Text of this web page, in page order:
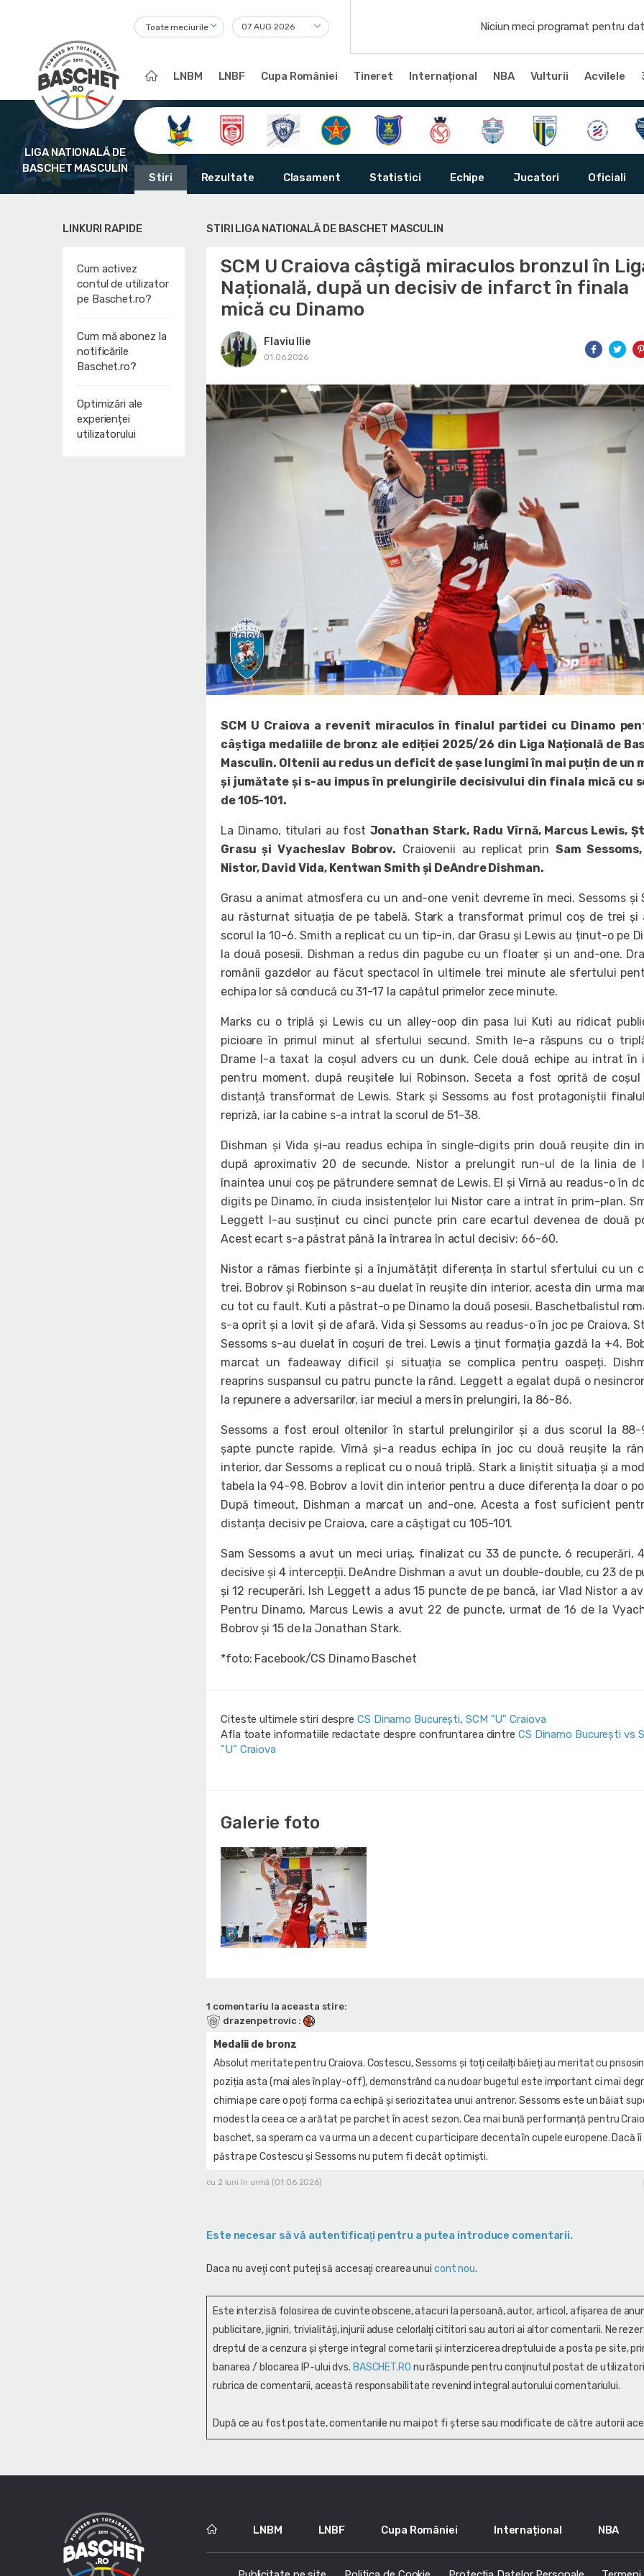
Toate meciurile Niciun meci programat pentru
LNBM LNBF Cupa României Tineret Internațional NBA Vulturii Acvilele
LIGA NATIONALĂ DE
BASCHET MASCULIN
Stiri Rezultate Clasament Statistici Echipe Jucatori Oficiali
LINKURI RAPIDE
Cum activez
contul de utilizator
pe Baschet.ro?
Cum mă abonez la
notificările
Baschet.ro?
Optimizări ale
experienței
utilizatorului
STIRI LIGA NATIONALĂ DE BASCHET MASCULIN
SCM U Craiova câștigă miraculos bronzul în
Națională, după un decisiv de infarct în finala
mică cu Dinamo
Flaviu Ilie
01.06.2026
SCM U Craiova a revenit miraculos în finalul partidei cu Dinamo
câștiga medaliile de bronz ale ediției 2025/26 din Liga Națională de
Masculin. Oltenii au redus un deficit de șase lungimi în mai puțin de un
și jumătate și s-au impus în prelungirile decisivului din finala mică cu
de 105-101.
La Dinamo, titulari au fost Jonathan Stark, Radu Vîrnă, Marcus Lewis,
Grasu și Vyacheslav Bobrov. Craiovenii au replicat prin Sam
Nistor, David Vida, Kentwan Smith și DeAndre Dishman.
Grasu a animat atmosfera cu un and-one venit devreme în meci. Sessoms și
au răsturnat situația de pe tabelă. Stark a transformat primul coș de trei și
scorul la 10-6. Smith a replicat cu un tip-in, dar Grasu și Lewis au ținut-o pe
la două posesii. Dishman a redus din pagube cu un floater și un and-one.
românii gazdelor au făcut spectacol în ultimele trei minute ale sfertului
echipa lor să conducă cu 31-17 la capătul primelor zece minute.
Marks cu o triplă și Lewis cu un alley-oop din pasa lui Kuti au ridicat
picioare în primul minut al sfertului secund. Smith le-a răspuns cu o
Drame l-a taxat la coșul advers cu un dunk. Cele două echipe au intrat în
pentru moment, după reușitele lui Robinson. Seceta a fost oprită de
distanță transformat de Lewis. Stark și Sessoms au fost protagoniștii
repriză, iar la cabine s-a intrat la scorul de 51-38.
Dishman și Vida și-au readus echipa în single-digits prin două reușite din
după aproximativ 20 de secunde. Nistor a prelungit run-ul de la linia de
înaintea unui coș pe pătrundere semnat de Lewis. El și Vîrnă au readus-o în
digits pe Dinamo, în ciuda insistențelor lui Nistor care a intrat în prim-plan.
Leggett l-au susținut cu cinci puncte prin care ecartul devenea de două
Acest ecart s-a păstrat până la întrarea în actul decisiv: 66-60.
Nistor a rămas fierbinte și a înjumătățit diferența în startul sfertului cu un
trei. Bobrov și Robinson s-au duelat în reușite din interior, acesta din urma
cu tot cu fault. Kuti a păstrat-o pe Dinamo la două posesii. Baschetbalistul
s-a oprit și a lovit și de afară. Vida și Sessoms au readus-o în joc pe Craiova.
Sessoms s-au duelat în coșuri de trei. Lewis a ținut formația gazdă la +4.
marcat un fadeaway dificil și situația se complica pentru oaspeți.
reaprins suspansul cu patru puncte la rând. Leggett a egalat după o
la repunere a adversarilor, iar meciul a mers în prelungiri, la 86-86.
Sessoms a fost eroul oltenilor în startul prelungirilor și a dus scorul la
șapte puncte rapide. Vîrnă și-a readus echipa în joc cu două reușite la
interior, dar Sessoms a replicat cu o nouă triplă. Stark a liniștit situația și a
tabela la 94-98. Bobrov a lovit din interior pentru a duce diferența la doar o
După timeout, Dishman a marcat un and-one. Acesta a fost suficient
distanța decisiv pe Craiova, care a câștigat cu 105-101.
Sam Sessoms a avut un meci uriaș, finalizat cu 33 de puncte, 6 recuperări,
decisive și 4 intercepții. DeAndre Dishman a avut un double-double, cu 23 de
și 12 recuperări. Ish Leggett a adus 15 puncte de pe bancă, iar Vlad Nistor a
Pentru Dinamo, Marcus Lewis a avut 22 de puncte, urmat de 16 de la
Bobrov și 15 de la Jonathan Stark.
*foto: Facebook/CS Dinamo Baschet
Citeste ultimele stiri despre CS Dinamo Bucureşti, SCM "U" Craiova
Afla toate informatiile redactate despre confruntarea dintre CS Dinamo Bucureşti vs
"U" Craiova
Galerie foto
1 comentariu la aceasta stire:
drazenpetrovic :
Medalii de bronz
Absolut meritate pentru Craiova. Costescu, Sessoms și toți ceilalți băieți au meritat cu
poziția asta (mai ales în play-off), demonstrând ca nu doar bugetul este important ci mai
chimia pe care o poți forma ca echipă și seriozitatea unui antrenor. Sessoms este un băiat
modest la ceea ce a arătat pe parchet în acest sezon. Cea mai bună performanță pentru
baschet, sa speram ca va urma un a decent cu participare decenta în cupele europene. Dacă
păstra pe Costescu și Sessoms nu putem fi decât optimiști.
cu 2 luni în urmă (01.06.2026)
Este necesar să vă autentificaţi pentru a putea introduce comentarii.
Daca nu aveţi cont puteţi să accesaţi crearea unui cont nou.
Este interzisă folosirea de cuvinte obscene, atacuri la persoană, autor, articol, afişarea de
publicitare, jigniri, trivialităţi, injurii aduse celorlalţi cititori sau autori ai altor comentarii. Ne
dreptul de a cenzura și şterge integral cometarii și interzicerea dreptului de a posta pe site,
banarea / blocarea IP-ului dvs. BASCHET.RO nu răspunde pentru conţinutul postat de
rubrica de comentarii, această responsabilitate revenind integral autorului comentariului.
După ce au fost postate, comentariile nu mai pot fi șterse sau modificate de către autorii
LNBM LNBF Cupa României Internațional NBA